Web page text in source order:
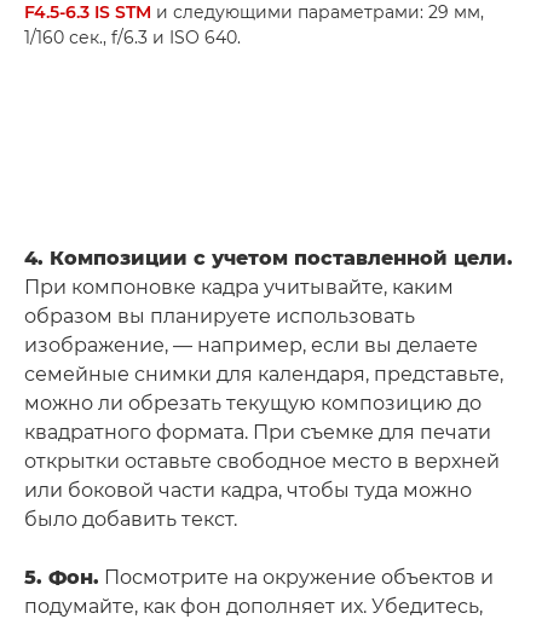
F4.5-6.3 IS STM и следующими параметрами: 29 мм,
1/160 сек., f/6.3 и ISO 640.
4. Композиции с учетом поставленной цели.
При компоновке кадра учитывайте, каким
образом вы планируете использовать
изображение, — например, если вы делаете
семейные снимки для календаря, представьте,
можно ли обрезать текущую композицию до
квадратного формата. При съемке для печати
открытки оставьте свободное место в верхней
или боковой части кадра, чтобы туда можно
было добавить текст.
5. Фон. Посмотрите на окружение объектов и
подумайте, как фон дополняет их. Убедитесь,